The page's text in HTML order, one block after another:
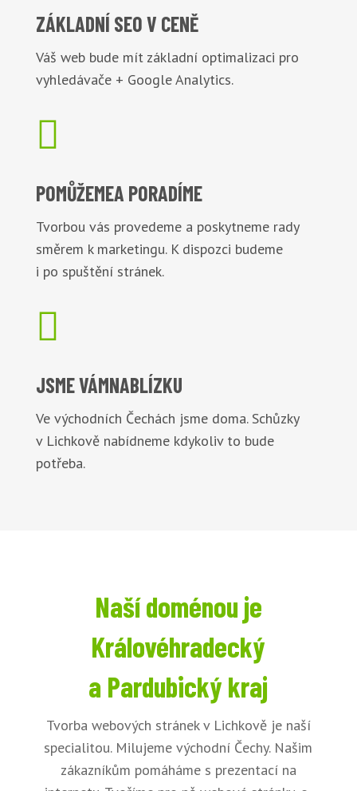
ZÁKLADNÍ SEO V CENĚ
Váš web bude mít základní optimalizaci pro
vyhledávače + Google Analytics.

POMŮŽEMEA PORADÍME
Tvorbou vás provedeme a poskytneme rady
směrem k marketingu. K dispozci budeme
i po spuštění stránek.

JSME VÁMNABLÍZKU
Ve východních Čechách jsme doma. Schůzky
v Lichkově nabídneme kdykoliv to bude
potřeba.
Naší doménou je
Královéhradecký
a Pardubický kraj
Tvorba webových stránek v Lichkově je naší
specialitou. Milujeme východní Čechy. Našim
zákazníkům pomáháme s prezentací na